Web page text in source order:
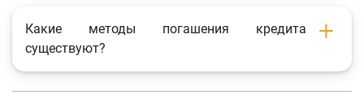
Какие методы погашения кредита
существуют?